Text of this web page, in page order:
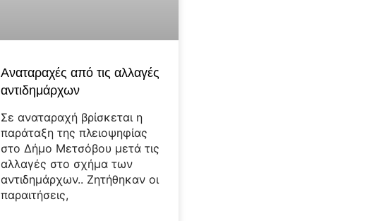
Αναταραχές από τις αλλαγές
αντιδημάρχων
Σε αναταραχή βρίσκεται η
παράταξη της πλειοψηφίας
στο Δήμο Μετσόβου μετά τις
αλλαγές στο σχήμα των
αντιδημάρχων.. Ζητήθηκαν οι
παραιτήσεις,